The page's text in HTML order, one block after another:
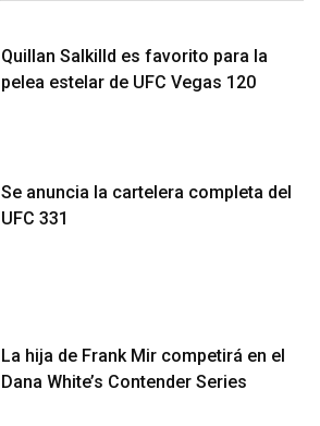
Quillan Salkilld es favorito para la
pelea estelar de UFC Vegas 120
Se anuncia la cartelera completa del
UFC 331
La hija de Frank Mir competirá en el
Dana White’s Contender Series